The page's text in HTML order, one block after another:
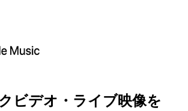
ビデオ・ライブ映像を